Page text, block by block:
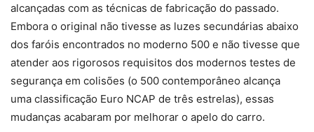
alcançadas com as técnicas de fabricação do passado.
Embora o original não tivesse as luzes secundárias abaixo
dos faróis encontrados no moderno 500 e não tivesse que
atender aos rigorosos requisitos dos modernos testes de
segurança em colisões (o 500 contemporâneo alcança
uma classificação Euro NCAP de três estrelas), essas
mudanças acabaram por melhorar o apelo do carro.